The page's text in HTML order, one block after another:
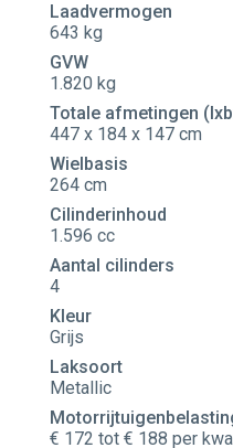
Laadvermogen
643 kg
GVW
1.820 kg
Totale afmetingen
447 x 184 x 147 cm
Wielbasis
264 cm
Cilinderinhoud
1.596 cc
Aantal cilinders
4
Kleur
Grijs
Laksoort
Metallic
€ 172 tot € 188 per